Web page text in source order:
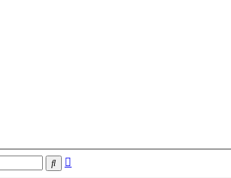
Поиск